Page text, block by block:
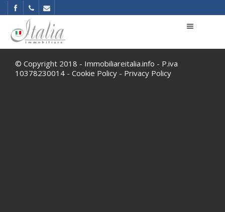
© Copyright 2018 - Immobiliareitalia.info - P.iva
10378230014 - Cookie Policy - Privacy Policy